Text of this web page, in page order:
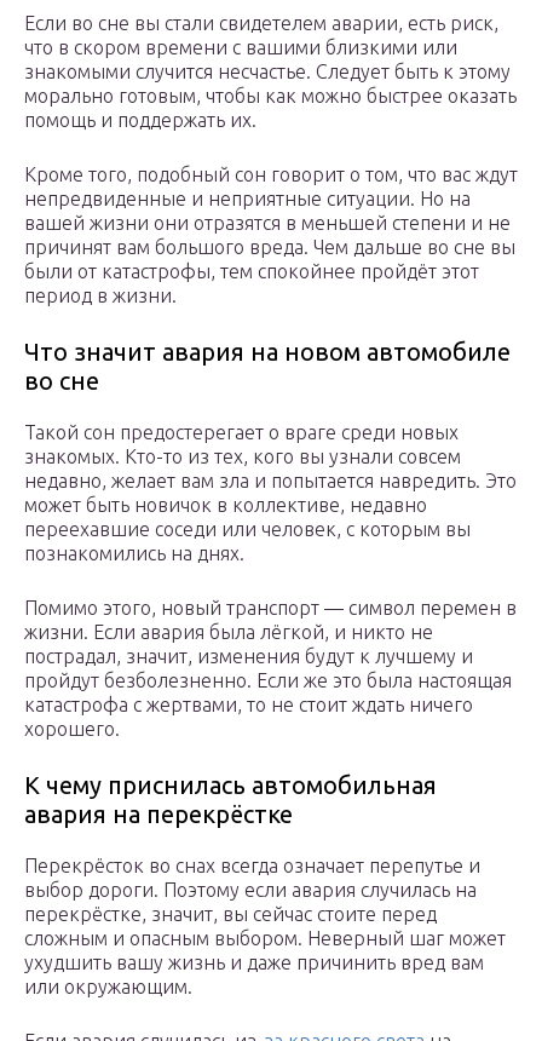
Если во сне вы стали свидетелем аварии, есть риск,
что в скором времени с вашими близкими или
знакомыми случится несчастье. Следует быть к этому
морально готовым, чтобы как можно быстрее оказать
помощь и поддержать их.
Кроме того, подобный сон говорит о том, что вас ждут
непредвиденные и неприятные ситуации. Но на
вашей жизни они отразятся в меньшей степени и не
причинят вам большого вреда. Чем дальше во сне вы
были от катастрофы, тем спокойнее пройдёт этот
период в жизни.
Что значит авария на новом автомобиле
во сне
Такой сон предостерегает о враге среди новых
знакомых. Кто-то из тех, кого вы узнали совсем
недавно, желает вам зла и попытается навредить. Это
может быть новичок в коллективе, недавно
переехавшие соседи или человек, с которым вы
познакомились на днях.
Помимо этого, новый транспорт — символ перемен в
жизни. Если авария была лёгкой, и никто не
пострадал, значит, изменения будут к лучшему и
пройдут безболезненно. Если же это была настоящая
катастрофа с жертвами, то не стоит ждать ничего
хорошего.
К чему приснилась автомобильная
авария на перекрёстке
Перекрёсток во снах всегда означает перепутье и
выбор дороги. Поэтому если авария случилась на
перекрёстке, значит, вы сейчас стоите перед
сложным и опасным выбором. Неверный шаг может
ухудшить вашу жизнь и даже причинить вред вам
или окружающим.